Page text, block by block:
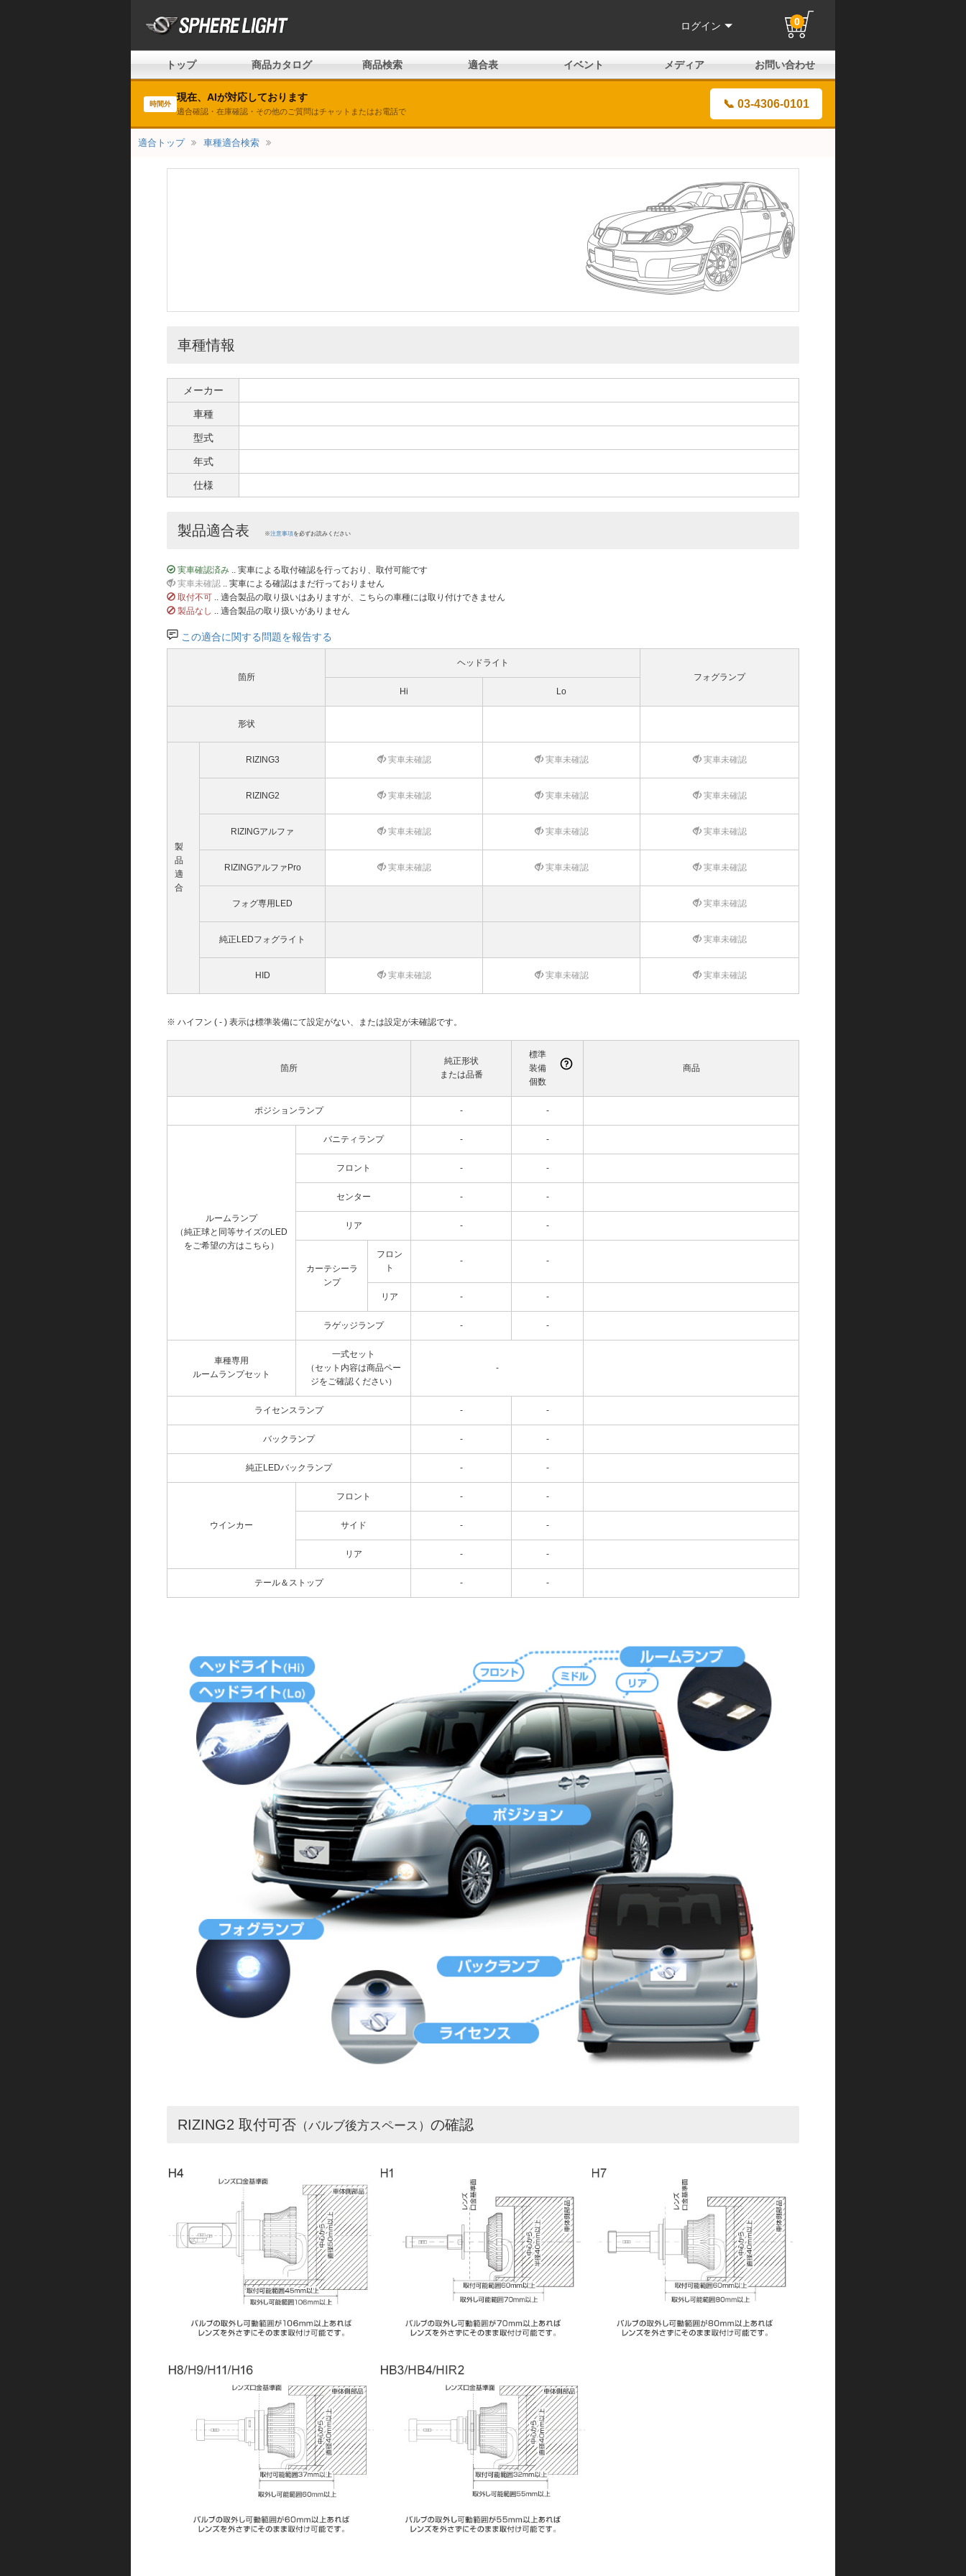
ログイン 0
トップ 商品カタログ 商品検索 適合表 イベント メディア お問い合わせ
時間外
現在、AIが対応しております
適合確認・在庫確認・その他のご質問はチャットまたはお電話で
📞 03-4306-0101
適合トップ 車種適合検索
車種情報
メーカー
車種
型式
年式
仕様
製品適合表 ※注意事項を必ずお読みください
実車確認済み .. 実車による取付確認を行っており、取付可能です
実車未確認 .. 実車による確認はまだ行っておりません
取付不可 .. 適合製品の取り扱いはありますが、こちらの車種には取り付けできません
製品なし .. 適合製品の取り扱いがありません
この適合に関する問題を報告する
箇所
ヘッドライト
フォグランプ
Hi
Lo
形状
製
品
適
合
RIZING3 実車未確認 実車未確認 実車未確認
RIZING2 実車未確認 実車未確認 実車未確認
RIZINGアルファ 実車未確認 実車未確認 実車未確認
RIZINGアルファPro 実車未確認 実車未確認 実車未確認
フォグ専用LED 実車未確認
純正LEDフォグライト 実車未確認
HID 実車未確認 実車未確認 実車未確認
※ ハイフン ( - ) 表示は標準装備にて設定がない、または設定が未確認です。
箇所
純正形状
または品番
標準
装備
個数
商品
ポジションランプ - -
ルームランプ
（純正球と同等サイズのLED
をご希望の方はこちら）
バニティランプ - -
フロント - -
センター - -
リア - -
カーテシーラ
ンプ
フロン
ト
- -
リア - -
ラゲッジランプ - -
車種専用
ルームランプセット
一式セット
（セット内容は商品ペー
ジをご確認ください）
-
ライセンスランプ - -
バックランプ - -
純正LEDバックランプ - -
ウインカー
フロント - -
サイド - -
リア - -
テール＆ストップ - -
RIZING2 取付可否 （バルブ後方スペース） の確認